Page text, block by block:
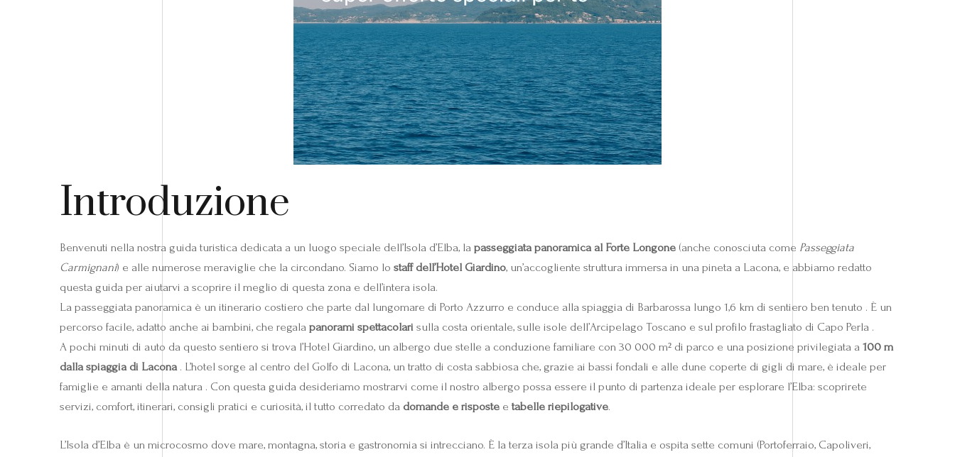
Introduzione
Benvenuti nella nostra guida turistica dedicata a un luogo speciale dell’Isola d’Elba, la passeggiata panoramica al Forte Longone (anche conosciuta come Passeggiata
Carmignani) e alle numerose meraviglie che la circondano. Siamo lo staff dell’Hotel Giardino, un’accogliente struttura immersa in una pineta a Lacona, e abbiamo redatto
questa guida per aiutarvi a scoprire il meglio di questa zona e dell’intera isola.
La passeggiata panoramica è un itinerario costiero che parte dal lungomare di Porto Azzurro e conduce alla spiaggia di Barbarossa lungo 1,6 km di sentiero ben tenuto . È un
percorso facile, adatto anche ai bambini, che regala panorami spettacolari sulla costa orientale, sulle isole dell’Arcipelago Toscano e sul profilo frastagliato di Capo Perla .
A pochi minuti di auto da questo sentiero si trova l’Hotel Giardino, un albergo due stelle a conduzione familiare con 30 000 m² di parco e una posizione privilegiata a 100 m
dalla spiaggia di Lacona. L’hotel sorge al centro del Golfo di Lacona, un tratto di costa sabbiosa che, grazie ai bassi fondali e alle dune coperte di gigli di mare, è ideale per
famiglie e amanti della natura . Con questa guida desideriamo mostrarvi come il nostro albergo possa essere il punto di partenza ideale per esplorare l’Elba: scoprirete
servizi, comfort, itinerari, consigli pratici e curiosità, il tutto corredato da domande e risposte e tabelle riepilogative.
L’Isola d’Elba è un microcosmo dove mare, montagna, storia e gastronomia si intrecciano. È la terza isola più grande d’Italia e ospita sette comuni (Portoferraio, Capoliveri,